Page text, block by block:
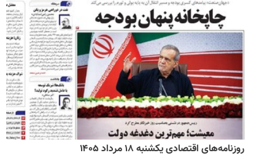
روزنامه‌های اقتصادی یکشنبه ۱۸ مرداد ۱۴۰۵